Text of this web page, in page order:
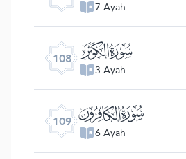
7 Ayah
108 ﰙ
3 Ayah
109 ﰚ
6 Ayah